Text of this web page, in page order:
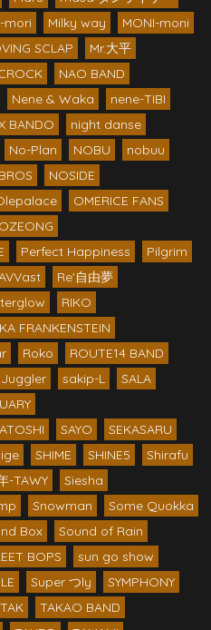
mori Milky way
MONI-moni
SCLAP
Mr.大平
NAO BAND
Nene & Waka
nene-TIBI
BANDO
night danse
No-Plan NOBU
nobuu
NOSIDE
OMERICE FANS
OZEONG
Perfect Happiness
Pilgrim
Re'自由夢
RIKO
FRANKENSTEIN
Roko
ROUTE14 BAND
sakip-L
SALA
SAYO
SEKASARU
SHIME SHINE5
Shirafu
-TAWY
Siesha
Snowman
Some Quokka
Box
Sound of Rain
BOPS
sun go show
Super つly
SYMPHONY
TAK
TAKAO BAND